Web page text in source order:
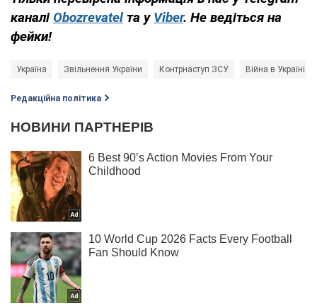
каналі Obozrevatel та у Viber. Не ведіться на
фейки!
Україна Звільнення України Контрнаступ ЗСУ Війна в Україні
Редакційна політика